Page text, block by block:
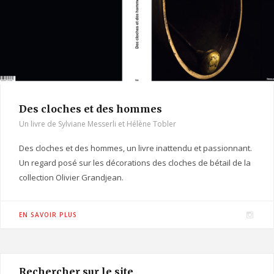
Des cloches et des hommes
Un livre de Sylviane Messerli et Hélène Tobler
Des cloches et des hommes, un livre inattendu et passionnant.
Un regard posé sur les décorations des cloches de bétail de la
collection Olivier Grandjean.
EN SAVOIR PLUS
I